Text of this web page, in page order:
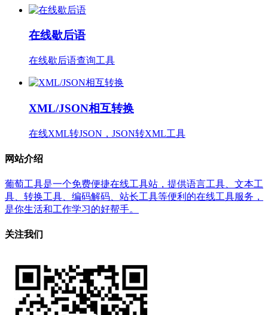
在线歇后语
在线歇后语查询工具
XML/JSON相互转换
在线XML转JSON，JSON转XML工具
网站介绍
葡萄工具是一个免费便捷在线工具站，提供语言工具、文本工
具、转换工具、编码解码、站长工具等便利的在线工具服务，
是你生活和工作学习的好帮手。
关注我们